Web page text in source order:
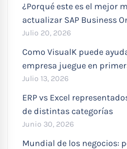
¿Porqué este es el mejor
actualizar SAP Business
Julio 20, 2026
Como VisualK puede
empresa juegue en
Julio 13, 2026
ERP vs Excel
de distintas categorías
Junio 30, 2026
Mundial de los negocios: